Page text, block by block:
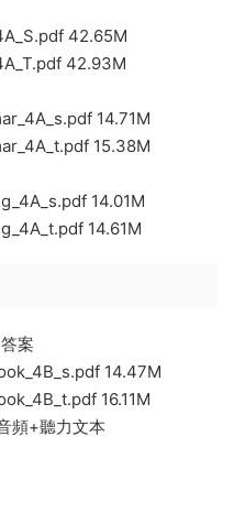
42.65M
42.93M
14.71M
15.38M
14.01M
14.61M
案
14.47M
16.11M
頻+聽力文本